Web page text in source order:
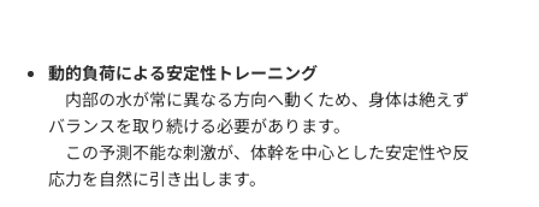
動的負荷による安定性トレーニング
内部の水が常に異なる方向へ動くため、身体は絶えず
バランスを取り続ける必要があります。
この予測不能な刺激が、体幹を中心とした安定性や反
応力を自然に引き出します。